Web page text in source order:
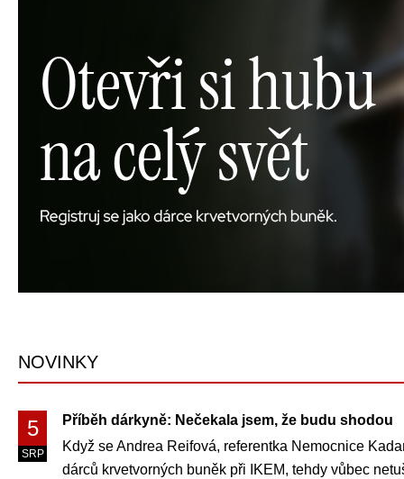
NOVINKY
5
SRP
Příběh dárkyně: Nečekala jsem, že budu shodou
Když se Andrea Reifová, referentka Nemocnice
dárců krvetvorných buněk při IKEM, tehdy vůbec